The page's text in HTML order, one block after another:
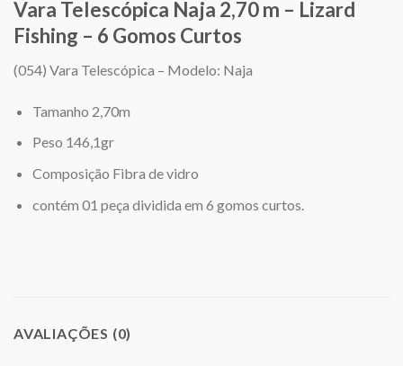
Vara Telescópica Naja 2,70 m – Lizard
Fishing – 6 Gomos Curtos
(054) Vara Telescópica – Modelo: Naja
Tamanho 2,70m
Peso 146,1gr
Composição Fibra de vidro
contém 01 peça dividida em 6 gomos curtos.
AVALIAÇÕES (0)